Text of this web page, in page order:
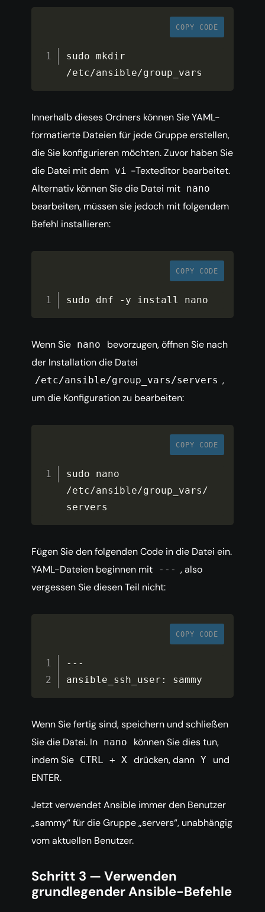
COPY CODE
/etc/ansible/group_vars
Innerhalb dieses Ordners können Sie YAML-
formatierte Dateien für jede Gruppe erstellen,
die Sie konfigurieren möchten. Zuvor haben Sie
die Datei mit dem vi -Texteditor bearbeitet.
Alternativ können Sie die Datei mit nano
bearbeiten, müssen sie jedoch mit folgendem
Befehl installieren:
COPY CODE
sudo dnf - y install nano
Wenn Sie nano
bevorzugen, öffnen Sie nach
der Installation die Datei
/etc/ansible/group_vars/servers ,
um die Konfiguration zu bearbeiten:
COPY CODE
/etc/ansible/group_vars/
servers
Fügen Sie den folgenden Code in die Datei ein.
YAML-Dateien beginnen mit
--- , also
vergessen Sie diesen Teil nicht:
COPY CODE
-- -
ansible_ssh_user : sammy
Wenn Sie fertig sind, speichern und schließen
Sie die Datei. In nano
können Sie dies tun,
indem Sie CTRL + X drücken, dann Y
und
ENTER.
Jetzt verwendet Ansible immer den Benutzer
„sammy“ für die Gruppe „servers“, unabhängig
vom aktuellen Benutzer.
Schritt 3 — Verwenden
grundlegender Ansible-Befehle